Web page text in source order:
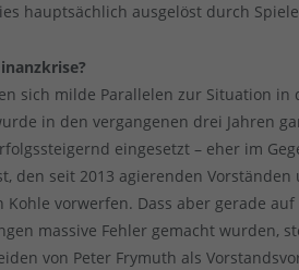
hauptsächlich ausgelöst durch
sich milde Parallelen zur Situation in
in den vergangenen drei Jahren
eingesetzt – eher im
den seit 2013 agierenden
Kohle vorwerfen. Dass aber gerade
massive Fehler gemacht wurden,
von Peter Frymuth als